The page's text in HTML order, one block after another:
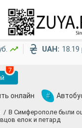
UAH: 18.19
7
онлайн #
В Симферополе были
елок и петард